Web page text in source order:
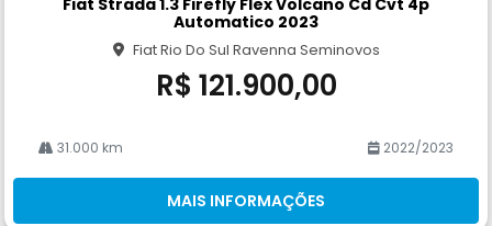
Fiat Strada 1.3 Firefly Flex Volcano Cd Cvt 4p
Automatico 2023
Fiat Rio Do Sul Ravenna Seminovos
R$ 121.900,00
31.000 km 2022/2023
MAIS INFORMAÇÕES